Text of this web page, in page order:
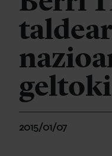
2015/01/07